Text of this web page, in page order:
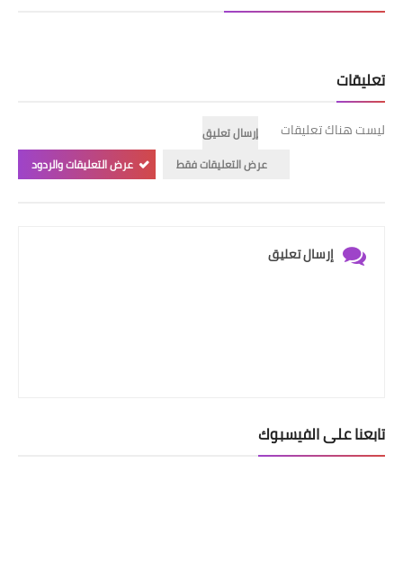
تعليقات
ليست هناك تعليقات
إرسال تعليق
عرض التعليقات فقط
عرض التعليقات والردود
إرسال تعليق
تابعنا على الفيسبوك